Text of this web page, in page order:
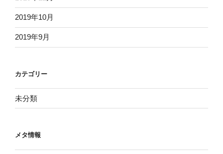
2019年10月
2019年9月
カテゴリー
未分類
メタ情報